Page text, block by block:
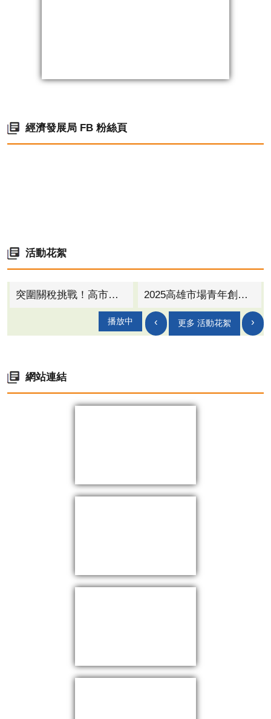
經濟發展局 FB 粉絲頁
活動花絮
突圍關稅挑戰！高市府攜手台灣螺絲公會 率隊進軍北美最大螺絲扣件展 2025高雄市場青年創業補助起跑！ 最高30萬 助力攤商軟硬體全升級
播放中 ‹ 更多 活動花絮 ›
網站連結